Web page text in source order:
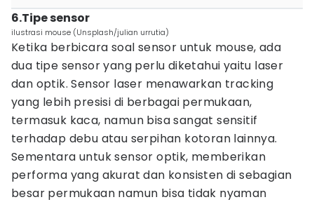
6.Tipe sensor
ilustrasi mouse (Unsplash/julian urrutia)
Ketika berbicara soal sensor untuk mouse, ada
dua tipe sensor yang perlu diketahui yaitu laser
dan optik. Sensor laser menawarkan tracking
yang lebih presisi di berbagai permukaan,
termasuk kaca, namun bisa sangat sensitif
terhadap debu atau serpihan kotoran lainnya.
Sementara untuk sensor optik, memberikan
performa yang akurat dan konsisten di sebagian
besar permukaan namun bisa tidak nyaman